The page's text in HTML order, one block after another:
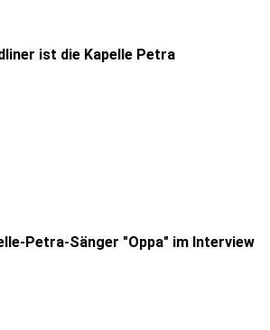
ist die Kapelle Petra
Petra-Sänger "Oppa" im Interview